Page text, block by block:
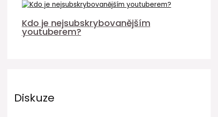
Kdo je nejsubskrybovanějším
youtuberem?
Diskuze